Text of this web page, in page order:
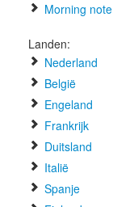
Morning note
Landen:
Nederland
België
Engeland
Frankrijk
Duitsland
Italië
Spanje